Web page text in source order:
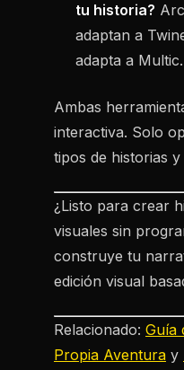
tu historia?
adaptan a
adapta a Multic.
Ambas
interactiva. Solo
tipos de historias
¿Listo para crear
visuales sin
construye tu
edición visual
Relacionado: Guía
Propia Aventura y